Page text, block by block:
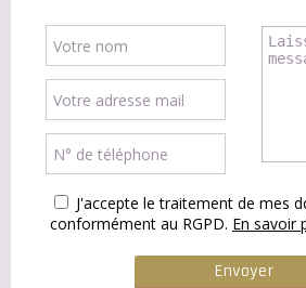
J'accepte le traitement de mes
conformément au RGPD. En savoir